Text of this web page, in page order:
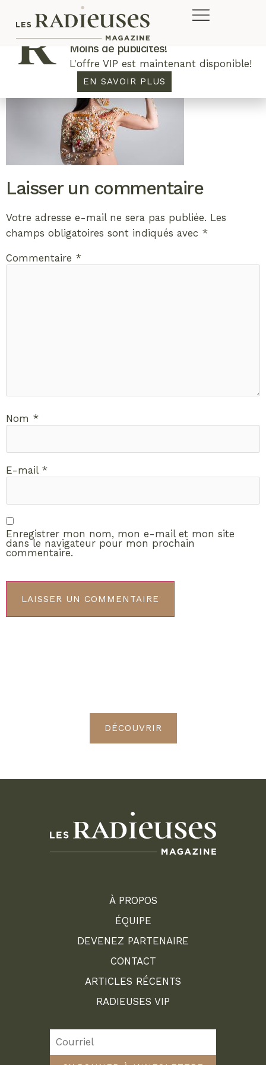
Laisser un commentaire
Votre adresse e-mail ne sera pas publiée. Les
champs obligatoires sont indiqués avec *
Commentaire *
Nom *
E-mail *
Enregistrer mon nom, mon e-mail et mon site
dans le navigateur pour mon prochain
commentaire.
DÉCOUVRIR
À PROPOS
ÉQUIPE
DEVENEZ PARTENAIRE
CONTACT
ARTICLES RÉCENTS
RADIEUSES VIP
Plus de concours. Plus de rabais.
Moins de publicités!
L'offre VIP est maintenant disponible!
EN SAVOIR PLUS